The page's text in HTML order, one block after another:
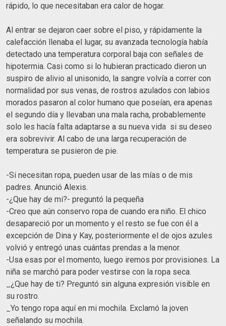
rápido, lo que necesitaban era calor de hogar.
Al entrar se dejaron caer sobre el piso, y rápidamente la
calefacción llenaba el lugar, su avanzada tecnología había
detectado una temperatura corporal baja con señales de
hipotermia. Casi como si lo hubieran practicado dieron un
suspiro de alivio al unisonido, la sangre volvía a correr con
normalidad por sus venas, de rostros azulados con labios
morados pasaron al color humano que poseían, era apenas
el segundo día y llevaban una mala racha, probablemente
solo les hacía falta adaptarse a su nueva vida si su deseo
era sobrevivir. Al cabo de una larga recuperación de
temperatura se pusieron de pie.
-Si necesitan ropa, pueden usar de las mías o de mis
padres. Anunció Alexis.
-¿Que hay de mi?- preguntó la pequeña
-Creo que aún conservo ropa de cuando era niño. El chico
desapareció por un momento y el resto se fue con él a
excepción de Dina y Kay, posteriormente el de ojos azules
volvió y entregó unas cuántas prendas a la menor.
-Usa esas por el momento, luego iremos por provisiones. La
niña se marchó para poder vestirse con la ropa seca.
_¿Que hay de ti? Preguntó sin alguna expresión visible en
su rostro.
_Yo tengo ropa aquí en mi mochila. Exclamó la joven
señalando su mochila.